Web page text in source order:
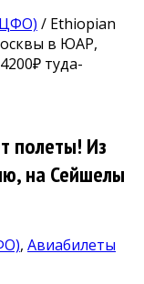
/ Ethiopian
в ЮАР,
туда-
полеты! Из
на Сейшелы
, Авиабилеты